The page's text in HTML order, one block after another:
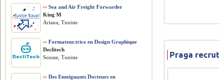
Praga
›› Sea and Air Freight Forwarder
King M
Ariana, Tunisie
›› Formateur.trice en Design Graphique
Declitech
Sousse, Tunisie
›› Des Enseignants Docteurs en